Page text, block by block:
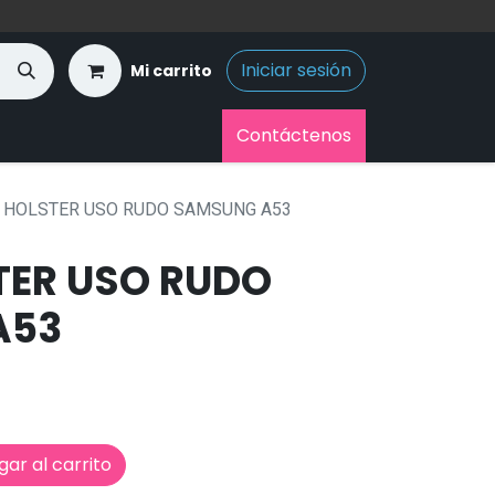
Mi carrito Iniciar sesión
Contáctenos
USO RUDO SAMSUNG A53
USO RUDO
al carrito